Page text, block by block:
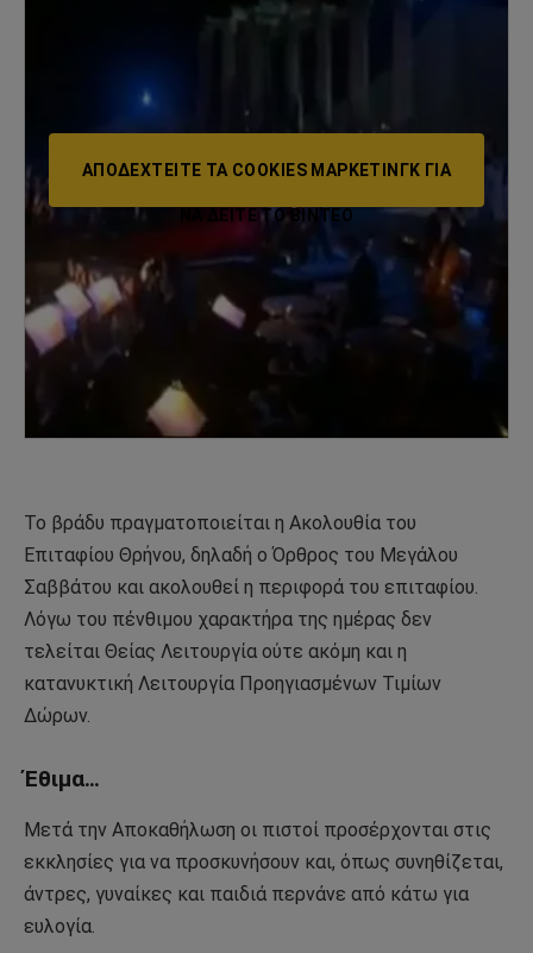
ΑΠΟΔΕΧΤΕΊΤΕ ΤΑ COOKIES ΜΆΡΚΕΤΙΝΓΚ ΓΙΑ
ΝΑ ΔΕΊΤΕ ΤΟ ΒΙΝΤΕΟ
Το βράδυ πραγματοποιείται η Ακολουθία του
Επιταφίου Θρήνου, δηλαδή ο Όρθρος του Μεγάλου
Σαββάτου και ακολουθεί η περιφορά του επιταφίου.
Λόγω του πένθιμου χαρακτήρα της ημέρας δεν
τελείται Θείας Λειτουργία ούτε ακόμη και η
κατανυκτική Λειτουργία Προηγιασμένων Τιμίων
Δώρων.
Έθιμα…
Μετά την Αποκαθήλωση οι πιστοί προσέρχονται στις
εκκλησίες για να προσκυνήσουν και, όπως συνηθίζεται,
άντρες, γυναίκες και παιδιά περνάνε από κάτω για
ευλογία.